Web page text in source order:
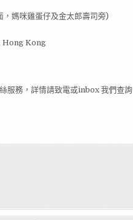
媽咪雞蛋仔及金太郎壽司旁)
Hong Kong
服務，詳情請致電或inbox 我們查詢